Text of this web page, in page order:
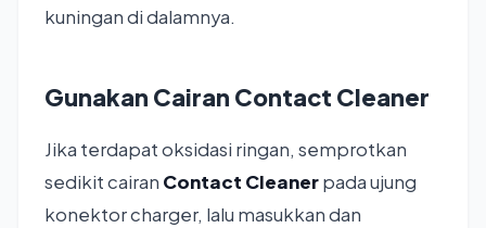
kuningan di dalamnya.
Gunakan Cairan Contact Cleaner
Jika terdapat oksidasi ringan, semprotkan
sedikit cairan Contact Cleanerpada ujung
konektor charger, lalu masukkan dan